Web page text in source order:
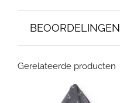
BEOORDELINGEN
Gerelateerde producten